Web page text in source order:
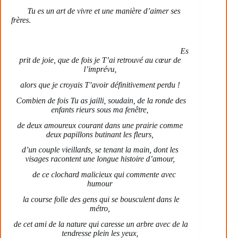
Tu es un art de vivre et une manière d’aimer ses
frères.
Es
prit de joie, que de fois je T’ai retrouvé au cœur de
l’imprévu,
alors que je croyais T’avoir définitivement perdu !
Combien de fois Tu as jailli, soudain, de la ronde des
enfants rieurs sous ma fenêtre,
de deux amoureux courant dans une prairie comme
deux papillons butinant les fleurs,
d’un couple vieillards, se tenant la main, dont les
visages racontent une longue histoire d’amour,
de ce clochard malicieux qui commente avec
humour
la course folle des gens qui se bousculent dans le
métro,
de cet ami de la nature qui caresse un arbre avec de la
tendresse plein les yeux,